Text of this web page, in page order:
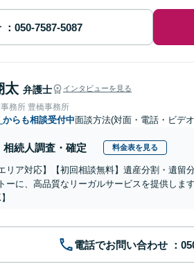
太 弁護士 インタビューを見る
務所 豊橋事務所
からも相談受付中面談方法(対面・電話・ビデ
相続人調査・確定 料金表を見る
リア対応】【初回相談無料】遺産分割・遺
ーに、高品質なリーガルサービスを提供しま
電話でお問い合わせ